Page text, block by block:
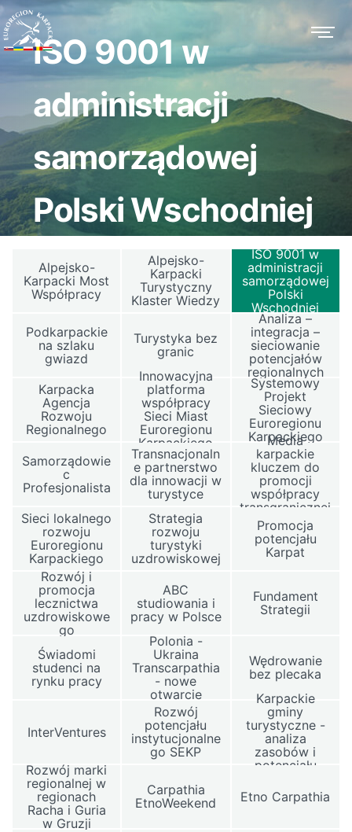
ISO 9001 w
administracji
samorządowej
Polski Wschodniej
Alpejsko-
Karpacki Most
Współpracy
Alpejsko-
Karpacki
Turystyczny
Klaster Wiedzy
ISO 9001 w
administracji
samorządowej
Polski
Wschodniej
Podkarpackie
na szlaku
gwiazd
Turystyka bez
granic
Analiza –
integracja –
sieciowanie
potencjałów
regionalnych
Karpacka
Agencja
Rozwoju
Regionalnego
Innowacyjna
platforma
współpracy
Sieci Miast
Euroregionu
Karpackiego
Systemowy
Projekt
Sieciowy
Euroregionu
Karpackiego
Samorządowie
c
Profesjonalista
Transnacjonaln
e partnerstwo
dla innowacji w
turystyce
Media
karpackie
kluczem do
promocji
współpracy
transgranicznej
Sieci lokalnego
rozwoju
Euroregionu
Karpackiego
Strategia
rozwoju
turystyki
uzdrowiskowej
Promocja
potencjału
Karpat
Rozwój i
promocja
lecznictwa
uzdrowiskowe
go
ABC
studiowania i
pracy w Polsce
Fundament
Strategii
Świadomi
studenci na
rynku pracy
Polonia -
Ukraina
Transcarpathia
- nowe
otwarcie
Wędrowanie
bez plecaka
InterVentures
Rozwój
potencjału
instytucjonalne
go SEKP
Karpackie
gminy
turystyczne -
analiza
zasobów i
potencjału
Rozwój marki
regionalnej w
regionach
Racha i Guria
w Gruzji
Carpathia
EtnoWeekend
Etno Carpathia